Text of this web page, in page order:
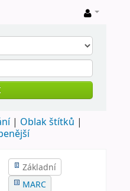
Oblak štítků
Základní
MARC